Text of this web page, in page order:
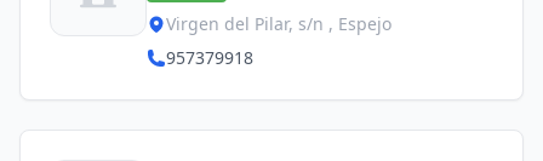
Virgen del Pilar, s/n , Espejo
957379918